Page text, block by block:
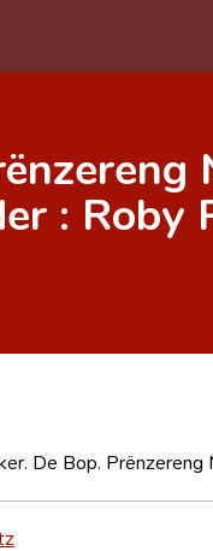
: Roby
De Bop. Prënzereng